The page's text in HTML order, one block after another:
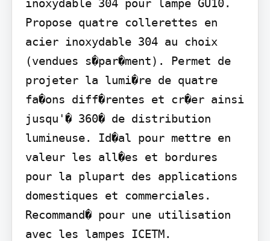
inoxydable 304 pour lampe GU10.
Propose quatre collerettes en
acier inoxydable 304 au choix
(vendues s�par�ment). Permet de
projeter la lumi�re de quatre
fa�ons diff�rentes et cr�er ainsi
jusqu'� 360� de distribution
lumineuse. Id�al pour mettre en
valeur les all�es et bordures
pour la plupart des applications
domestiques et commerciales.
Recommand� pour une utilisation
avec les lampes ICETM.